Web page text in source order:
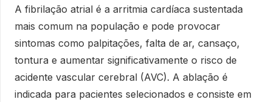
A fibrilação atrial é a arritmia cardíaca sustentada
mais comum na população e pode provocar
sintomas como palpitações, falta de ar, cansaço,
tontura e aumentar significativamente o risco de
acidente vascular cerebral (AVC). A ablação é
indicada para pacientes selecionados e consiste em